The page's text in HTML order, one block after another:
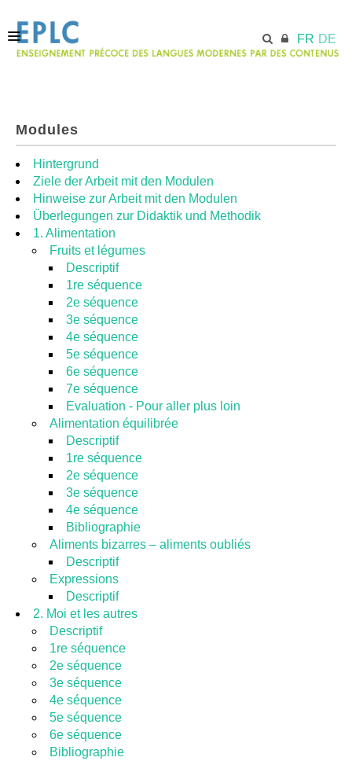
FR DE
MODULES
RESSOURCES
Modules
Hintergrund
Ziele der Arbeit mit den Modulen
Hinweise zur Arbeit mit den Modulen
Überlegungen zur Didaktik und Methodik
1. Alimentation
Fruits et légumes
Descriptif
1re séquence
2e séquence
3e séquence
4e séquence
5e séquence
6e séquence
7e séquence
Evaluation - Pour aller plus loin
Alimentation équilibrée
Descriptif
1re séquence
2e séquence
3e séquence
4e séquence
Bibliographie
Aliments bizarres – aliments oubliés
Descriptif
Expressions
Descriptif
2. Moi et les autres
Descriptif
1re séquence
2e séquence
3e séquence
4e séquence
5e séquence
6e séquence
Bibliographie